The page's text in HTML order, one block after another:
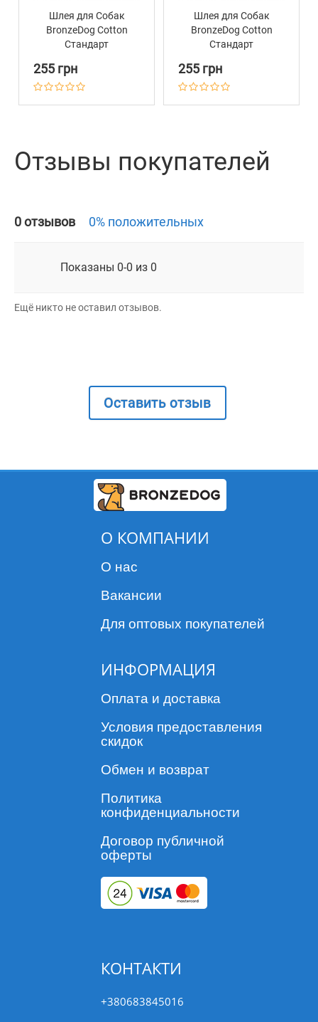
Шлея для Собак
BronzeDog Сotton
Стандарт
Брезент Армейская
255 грн
Шлея для Собак
BronzeDog Сotton
Стандарт
Брезент Голубая
255 грн
Отзывы покупателей
0 отзывов 0% положительных
Показаны 0-0 из 0
Ещё никто не оставил отзывов.
Оставить отзыв
О КОМПАНИИ
О нас
Вакансии
Для оптовых покупателей
ИНФОРМАЦИЯ
Оплата и доставка
Условия предоставления
скидок
Обмен и возврат
Политика
конфиденциальности
Договор публичной
оферты
КОНТАКТИ
+380683845016